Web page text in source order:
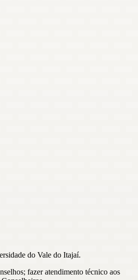
do Vale do Itajaí.
fazer atendimento técnico aos